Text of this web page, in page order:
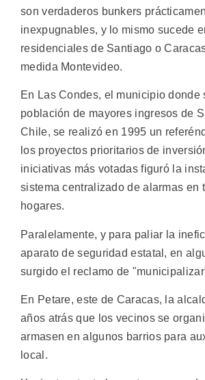
son verdaderos bunkers
inexpugnables, y lo mismo sucede
residenciales de Santiago o
medida Montevideo.
En Las Condes, el municipio donde
población de mayores ingresos de
Chile, se realizó en 1995 un
los proyectos prioritarios de
iniciativas más votadas figuró la
sistema centralizado de alarmas en
hogares.
Paralelamente, y para paliar la
aparato de seguridad estatal, en
surgido el reclamo de
En Petare, este de Caracas, la
años atrás que los vecinos se
armasen en algunos barrios para
local.